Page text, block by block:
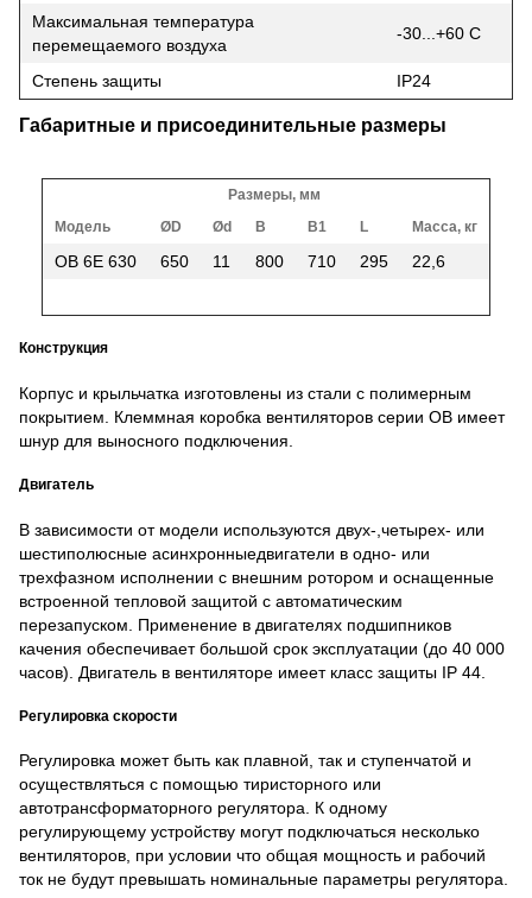
Максимальная температура
перемещаемого воздуха
-30...+60 С
Степень защиты IP24
Габаритные и присоединительные размеры
Размеры, мм
Модель
ØD Ød B B1 L Масса, кг
ОВ 6Е 630 650 11 800 710 295 22,6
Конструкция
Корпус и крыльчатка изготовлены из стали с полимерным
покрытием. Клеммная коробка вентиляторов серии ОВ имеет
шнур для выносного подключения.
Двигатель
В зависимости от модели используются двух-,четырех- или
шестиполюсные асинхронныедвигатели в одно- или
трехфазном исполнении с внешним ротором и оснащенные
встроенной тепловой защитой с автоматическим
перезапуском. Применение в двигателях подшипников
качения обеспечивает большой срок эксплуатации (до 40 000
часов). Двигатель в вентиляторе имеет класс защиты IP 44.
Регулировка скорости
Регулировка может быть как плавной, так и ступенчатой и
осуществляться с помощью тиристорного или
автотрансформаторного регулятора. К одному
регулирующему устройству могут подключаться несколько
вентиляторов, при условии что общая мощность и рабочий
ток не будут превышать номинальные параметры регулятора.